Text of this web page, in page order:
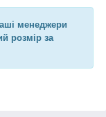
менеджери
розмір за